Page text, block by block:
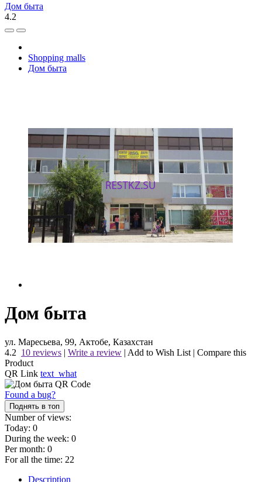
Дом быта
4.2
Shopping malls
Дом быта
Дом быта
ул. Маресьева, 99, Актобе, Казахстан
4.2 10 reviews | Write a review | Add to Wish List | Compare this
Product
QR Link text_what
Found a bug?
Поднять в топ
Number of views:
Today: 0
During the week: 0
Per month: 0
For all the time: 22
Description